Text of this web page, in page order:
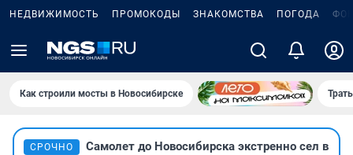
НЕДВИЖИМОСТЬ ПРОМОКОДЫ ЗНАКОМСТВА ПОГОДА
Как строили мосты в Новосибирске
СРОЧНО
Самолет до Новосибирска экстренно сел в